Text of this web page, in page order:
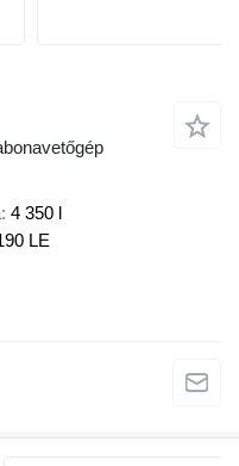
4 350 l
LE